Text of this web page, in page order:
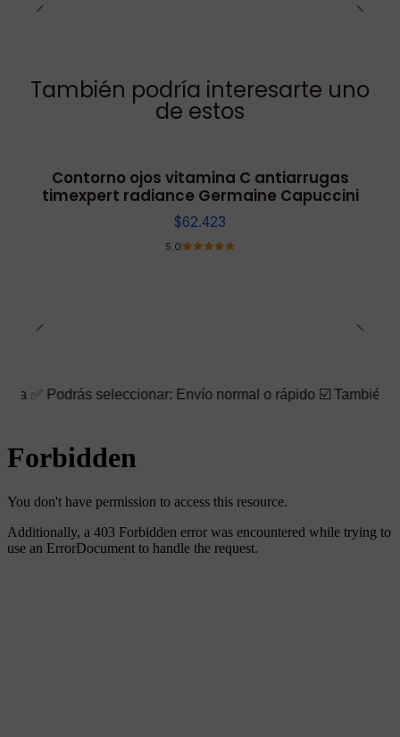
También podría interesarte uno
de estos
Contorno ojos vitamina C antiarrugas
timexpert radiance Germaine Capuccini
$62.423
5.0
Envío normal o rápido ☑️ También puedes